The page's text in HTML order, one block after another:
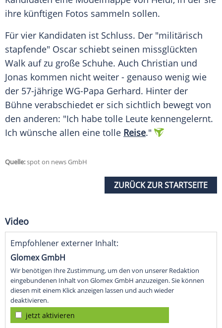
ihre künftigen Fotos sammeln sollen.
Für vier Kandidaten ist Schluss. Der "militärisch
stapfende" Oscar schiebt seinen missglückten
Walk auf zu große Schuhe. Auch Christian und
Jonas kommen nicht weiter - genauso wenig wie
der 57-jährige WG-Papa Gerhard. Hinter der
Bühne verabschiedet er sich sichtlich bewegt von
den anderen: "Ich habe tolle Leute kennengelernt.
Ich wünsche allen eine tolle Reise."
Quelle:spot on news GmbH
ZURÜCK ZUR STARTSEITE
Video
Empfohlener externer Inhalt:
Glomex GmbH
Wir benötigen Ihre Zustimmung, um den von unserer Redaktion
eingebundenen Inhalt von Glomex GmbH anzuzeigen. Sie können
diesen mit einem Klick anzeigen lassen und auch wieder
deaktivieren.
jetzt aktivieren